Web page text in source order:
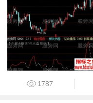
1787